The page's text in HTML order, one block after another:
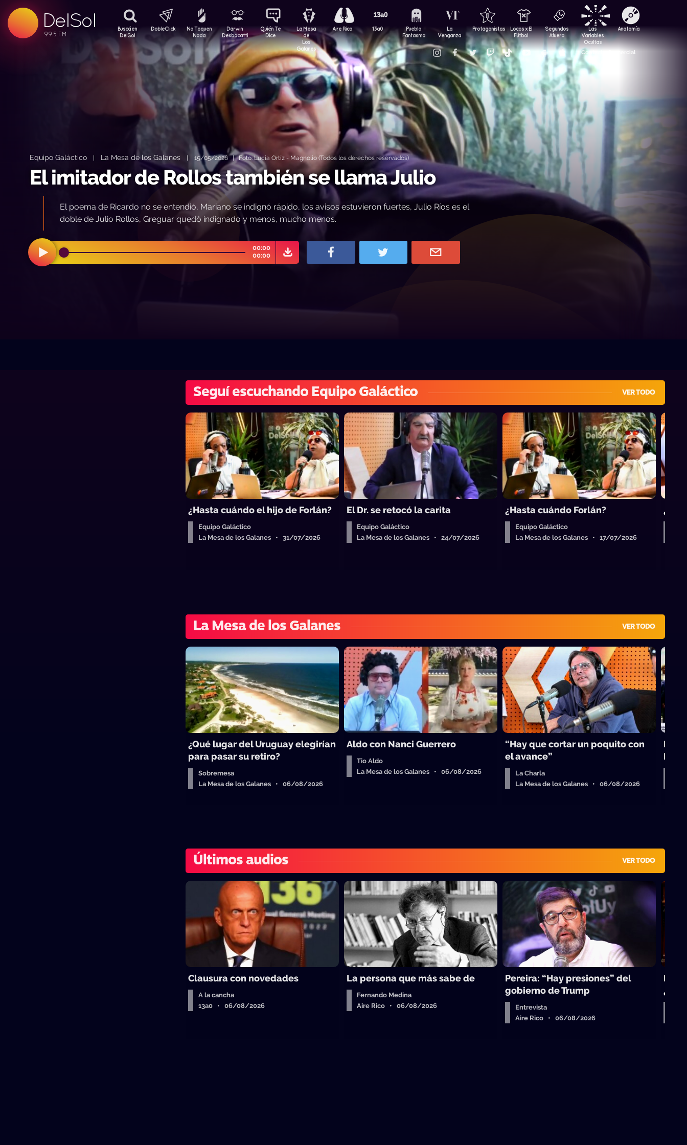
DelSol
99.5 FM
Buscá en
DelSol
DobleClick
No Toquen
Nada
Darwin
Desbocatti
Quién Te
Dice
La Mesa
de
Los
Galanes
Aire Rico 13a0
Pueblo
Fantasma
La
Venganza
Protagonistas
Locos x El
Fútbol
Segundos
Afuera
Las
Variables
Ocultas
Anatomía
Contacto Comercial
Equipo Galáctico| La Mesa de los Galanes | 15/05/2026 | Foto: Lucia Ortíz - Magnolio (Todos los derechos reservados)
El imitador de Rollos también se llama Julio
El poema de Ricardo no se entendió, Mariano se indignó rápido, los avisos estuvieron fuertes, Julio Ríos es el
doble de Julio Rollos, Greguar quedó indignado y menos, mucho menos.
00:00
00:00
Seguí escuchando Equipo Galáctico VER TODO
¿Hasta cuándo el hijo de Forlán?
Equipo Galáctico
La Mesa de los Galanes • 31/07/2026
El Dr. se retocó la carita
Equipo Galáctico
La Mesa de los Galanes • 24/07/2026
¿Hasta cuándo Forlán?
Equipo Galáctico
La Mesa de los Galanes • 17/07/2026
La Mesa de los Galanes VER TODO
¿Qué lugar del Uruguay elegirían
para pasar su retiro?
Sobremesa
La Mesa de los Galanes • 06/08/2026
Aldo con Nanci Guerrero
Tio Aldo
La Mesa de los Galanes • 06/08/2026
“Hay que cortar un poquito con
el avance”
La Charla
La Mesa de los Galanes • 06/08/2026
La
Últimos audios VER TODO
Clausura con novedades
A la cancha
13a0 • 06/08/2026
La persona que más sabe de
Fernando Medina
Aire Rico • 06/08/2026
Pereira: “Hay presiones” del
gobierno de Trump
Entrevista
Aire Rico • 06/08/2026
La